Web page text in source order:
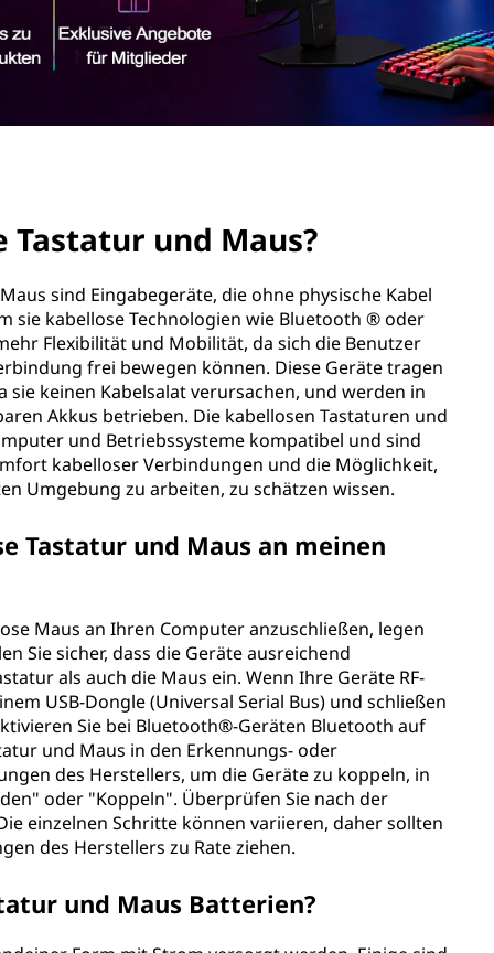
Tastatur und Maus?
sind Eingabegeräte, die ohne physische Kabel
sie kabellose Technologien wie Bluetooth ® oder
Flexibilität und Mobilität, da sich die Benutzer
frei bewegen können. Diese Geräte tragen
keinen Kabelsalat verursachen, und werden in
Akkus betrieben. Die kabellosen Tastaturen und
und Betriebssysteme kompatibel und sind
kabelloser Verbindungen und die Möglichkeit,
Umgebung zu arbeiten, zu schätzen wissen.
Tastatur und Maus an meinen
Maus an Ihren Computer anzuschließen, legen
Sie sicher, dass die Geräte ausreichend
als auch die Maus ein. Wenn Ihre Geräte RF-
USB-Dongle (Universal Serial Bus) und schließen
Sie bei Bluetooth®-Geräten Bluetooth auf
und Maus in den Erkennungs- oder
des Herstellers, um die Geräte zu koppeln, in
oder "Koppeln". Überprüfen Sie nach der
einzelnen Schritte können variieren, daher sollten
des Herstellers zu Rate ziehen.
und Maus Batterien?